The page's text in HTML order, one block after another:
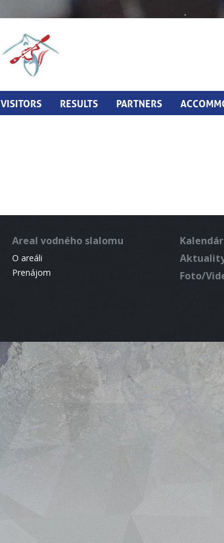
VISITORS RESULTS PARTNERS
Areal vodného slalomu
O areáli
Prenájom
Foto/